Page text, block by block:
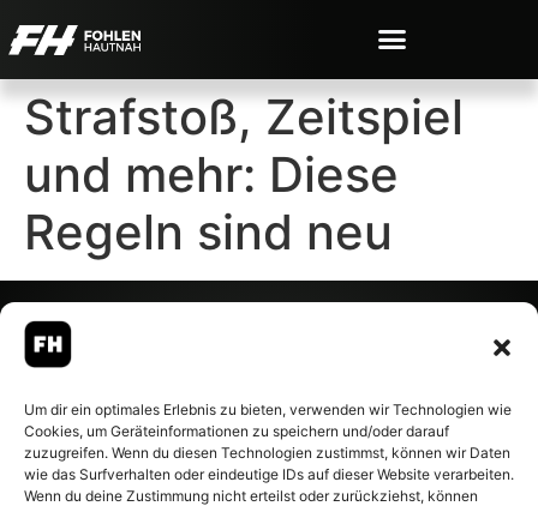
Um dir ein optimales Erlebnis zu bieten, verwenden wir Technologien wie
Cookies, um Geräteinformationen zu speichern und/oder darauf
zuzugreifen. Wenn du diesen Technologien zustimmst, können wir Daten
wie das Surfverhalten oder eindeutige IDs auf dieser Website verarbeiten.
Wenn du deine Zustimmung nicht erteilst oder zurückziehst, können
Strafstoß, Zeitspiel
und mehr: Diese
Regeln sind neu
– Alle rechte vorbehalten.
Fohlen-Hautnah.de ist ein
offiziell eingetragenes Magazin
bei der Deutschen